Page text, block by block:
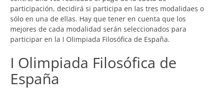
participación, decidirá si participa en las tres modalidaes o
sólo en una de ellas. Hay que tener en cuenta que los
mejores de cada modalidad serán seleccionados para
participar en la I Olimpiada Filosófica de España.
I Olimpiada Filosófica de
España